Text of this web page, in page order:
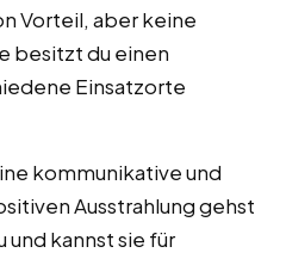
Vorteil, aber keine
besitzt du einen
Einsatzorte
kommunikative und
Ausstrahlung gehst
und kannst sie für